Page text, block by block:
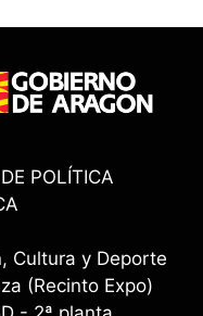
POLÍTICA
Cultura y Deporte
(Recinto Expo)